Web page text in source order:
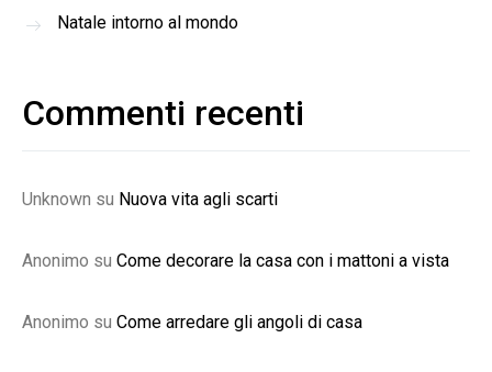
Natale intorno al mondo
Commenti recenti
Unknown su Nuova vita agli scarti
Anonimo su Come decorare la casa con i mattoni a vista
Anonimo su Come arredare gli angoli di casa